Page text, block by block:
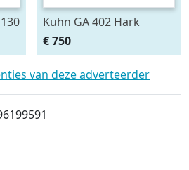
Kuhn GA 402 Hark
€ 750
van deze adverteerder